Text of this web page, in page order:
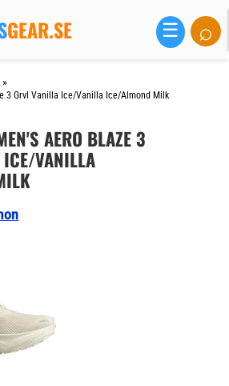
GEAR.SE ☰ ⌕
»
3 Grvl Vanilla Ice/vanilla Ice/almond Milk
AERO BLAZE 3
VANILLA